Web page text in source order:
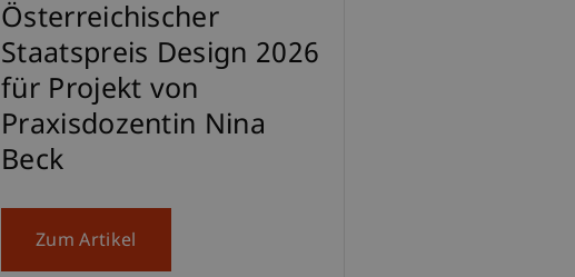
Österreichischer
Staatspreis Design 2026
für Projekt von
Praxisdozentin Nina
Beck
Zum Artikel